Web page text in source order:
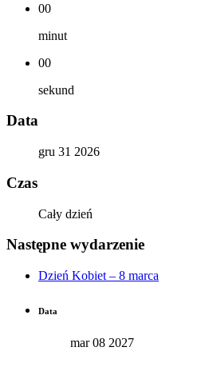
00
minut
00
sekund
Data
gru 31 2026
Czas
Cały dzień
Następne wydarzenie
Dzień Kobiet – 8 marca
Data
mar 08 2027